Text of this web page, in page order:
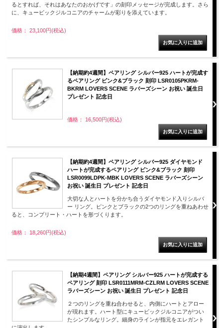
るとすれば、それはあなたのおかげです」の刻印メッセージが完成します。さら
に、キュービックジルコニアのチャームが彩りを添えています。
価格： 23,100円(税込)
【納期約4週間】ペアリング シルバー925 ハートが完成す
るペアリング ピンク&ブラック 刻印 LSR0105PKRM-
BKRM LOVERS SCENE ラバーズシーン お祝い 誕生日
プレゼント 記念日
価格： 16,500円(税込)
【納期約4週間】ペアリング シルバー925 ダイヤモンド
ハートが完成するペアリング ピンク&ブラック 刻印
LSR0099LDPK-MBK LOVERS SCENE ラバーズシーン
お祝い 誕生日 プレゼント 記念日
大切な人とハートを分かち合うダイヤモンド入りシルバ
ー リング。ピンクとブラックの2つのリングを重ねあわせ
ると、コンプリート・ハートを形づくります。
価格： 18,260円(税込)
【納期4週間】ペアリング シルバー925 ハートが完成する
ペアリング 刻印 LSR0111MRM-CZLRM LOVERS SCENE
ラバーズシーン お祝い 誕生日 プレゼント 記念日
２つのリングを重ね合わせると、内側にハートとアロー
が現れます。ハート型にキュービックジルコニアがつい
たシンプルなリング。細身のラインが指元をエレガント